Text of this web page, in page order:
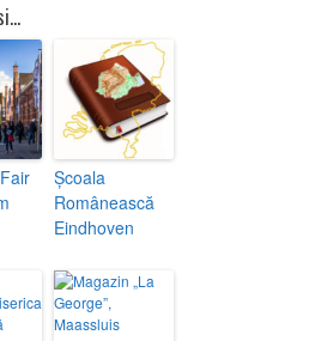
Școala
Românească
Eindhoven